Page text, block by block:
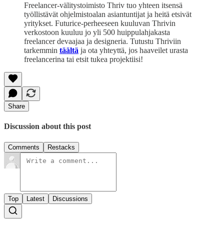
Freelancer-välitystoimisto Thriv tuo yhteen itsensä
työllistävät ohjelmistoalan asiantuntijat ja heitä etsivät
yritykset. Futurice-perheeseen kuuluvan Thrivin
verkostoon kuuluu jo yli 500 huippulahjakasta
freelancer devaajaa ja designeria. Tutustu Thriviin
tarkemmin täältä ja ota yhteyttä, jos haaveilet urasta
freelancerina tai etsit tukea projektiisi!
Share
Discussion about this post
Comments Restacks
Top Latest Discussions